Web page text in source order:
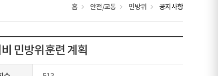
홈 안전/교통 민방위 공지사항
민방위훈련 계획